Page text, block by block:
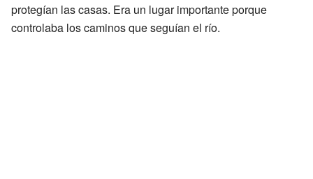
protegían las casas. Era un lugar importante porque
controlaba los caminos que seguían el río.